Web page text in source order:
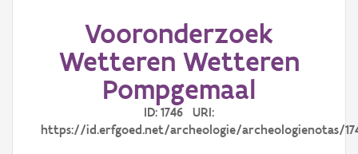
Vooronderzoek
Wetteren Wetteren
Pompgemaal
ID: 1746 URI:
https://id.erfgoed.net/archeologie/archeologienotas/